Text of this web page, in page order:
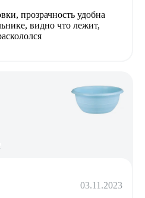
прозрачность удобна
видно что лежит,
03.11.2023